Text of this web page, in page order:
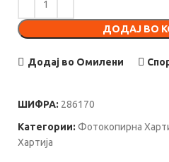
ДОДАЈ ВО
Додај во Омилени
ШИФРА: 286170
Категории: Фотокопирна
Хартија